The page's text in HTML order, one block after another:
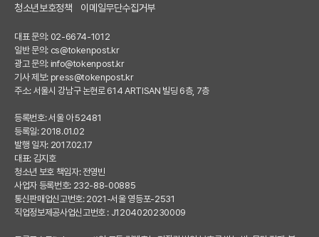
청소년보호정책
이메일무단수집거부
대표 문의: 02-6674-1012
일반 문의: cs@tokenpost.kr
광고 문의: info@tokenpost.kr
기사 제보: press@tokenpost.kr
주소: 서울시 강남구 논현로 614 ARTISAN 빌딩 6층, 7층
등록번호: 서울 아 52481
등록일: 2018.01.02
발행 일자: 2017.02.17
대표: 김지호
청소년 보호 책임자: 전영빈
사업자 등록번호: 232-88-00885
통신판매업신고번호: 2021-서울 영등포-2531
직업정보제공사업신고번호 : J1204020230009